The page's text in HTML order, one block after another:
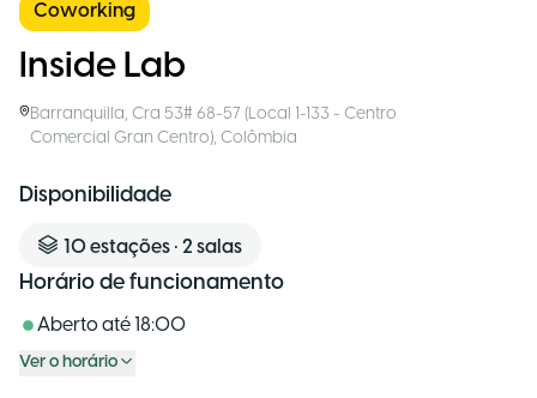
Coworking
Inside Lab
Barranquilla, Cra 53# 68-57 (Local 1-133 - Centro
Comercial Gran Centro), Colômbia
Disponibilidade
10estações • 2 salas
Horário de funcionamento
Aberto até 18:00
Ver o horário